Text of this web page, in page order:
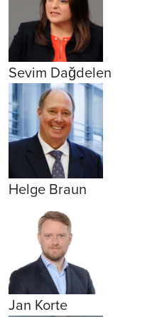
Sevim Dağdelen
Helge Braun
Jan Korte